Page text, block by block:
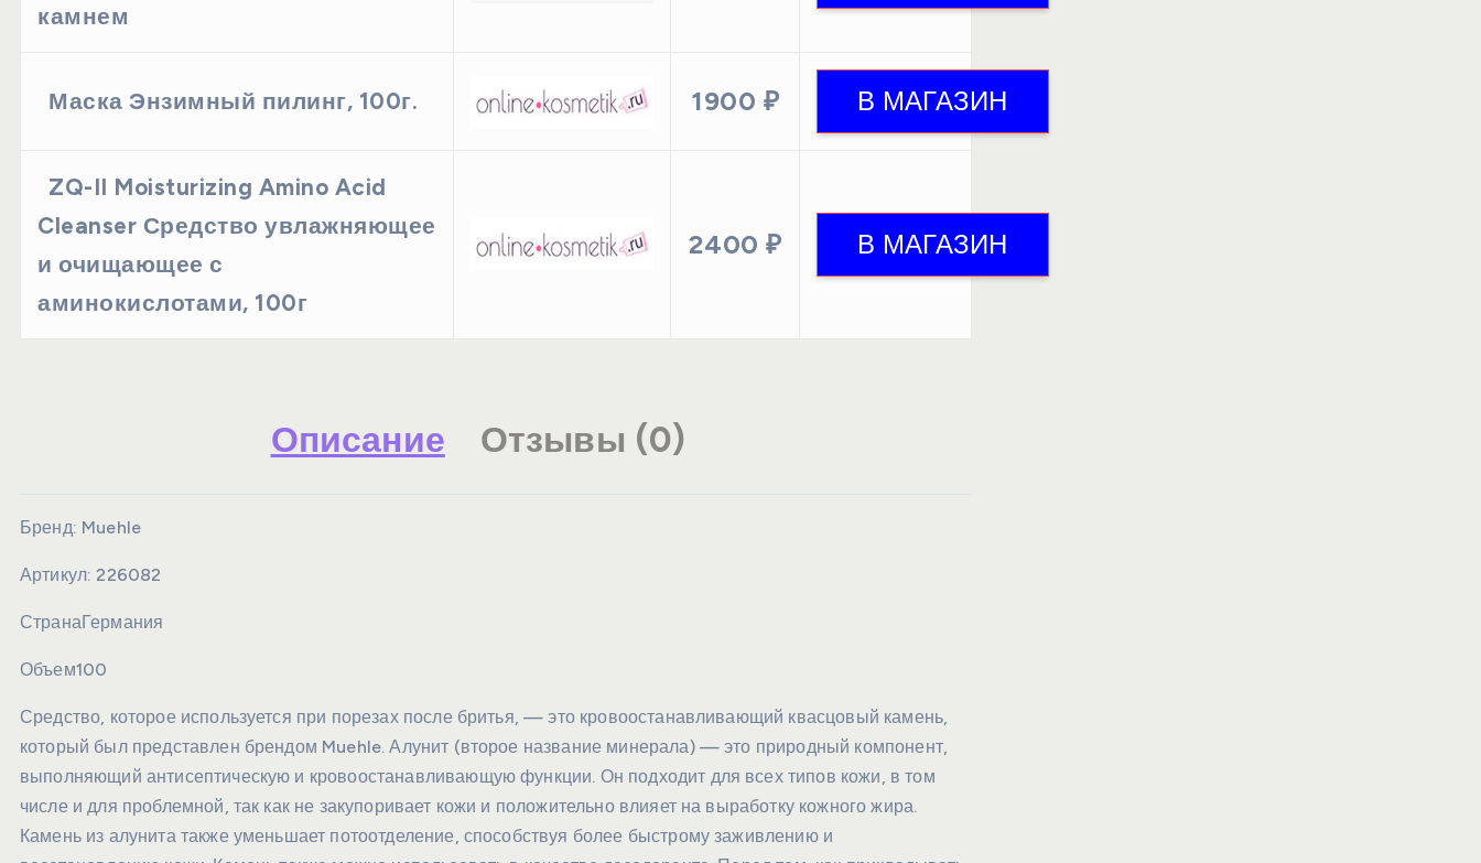
камнем
Маска Энзимный пилинг, 100г. 1900 ₽
ZQ-II Moisturizing Amino Acid
Cleanser Средство увлажняющее
и очищающее с
аминокислотами, 100г
2400 ₽
Описание Отзывы (0)
Бренд: Muehle
Артикул:226082
СтранаГермания
Объем100
Средство, которое используется при порезах после бритья, — это кровоостанавливающий квасцовый камень,
который был представлен брендом Muehle. Алунит (второе название минерала) — это природный компонент,
выполняющий антисептическую и кровоостанавливающую функции. Он подходит для всех типов кожи, в том
числе и для проблемной, так как не закупоривает кожи и положительно влияет на выработку кожного жира.
Камень из алунита также уменьшает потоотделение, способствуя более быстрому заживлению и